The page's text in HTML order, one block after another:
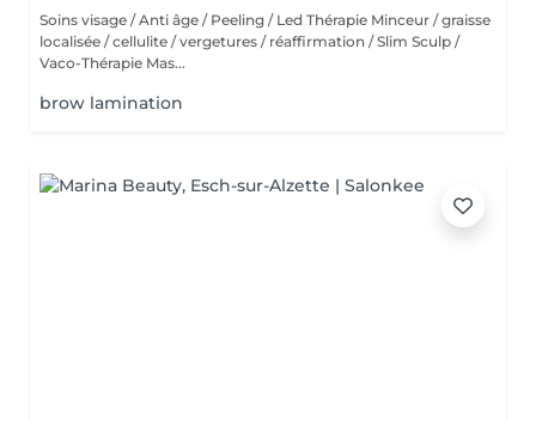
Soins visage / Anti âge / Peeling / Led Thérapie Minceur / graisse
localisée / cellulite / vergetures / réaffirmation / Slim Sculp /
Vaco-Thérapie Mas...
brow lamination